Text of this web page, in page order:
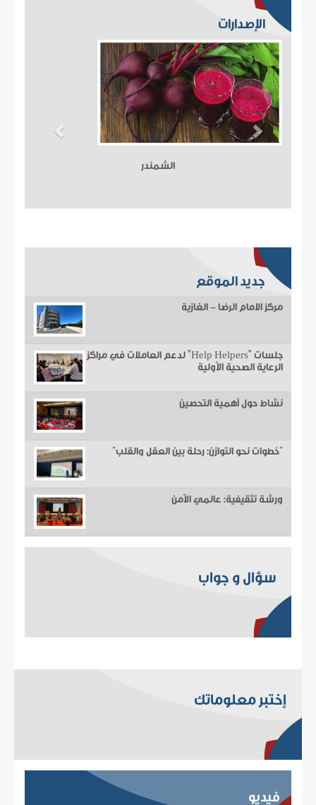
الإصدارات
الشمندر
جديد الموقع
مركز الامام الرضا - الغازية
جلسات "Help Helpers" لدعم العاملات في مراكز
الرعاية الصحية الأولية
نشاط حول أهمية التحصين
“خطوات نحو التوازن: رحلة بين العقل والقلب”
ورشة تثقيفية: عالمي الآمن
سؤال و جواب
إختبر معلوماتك
فيديو